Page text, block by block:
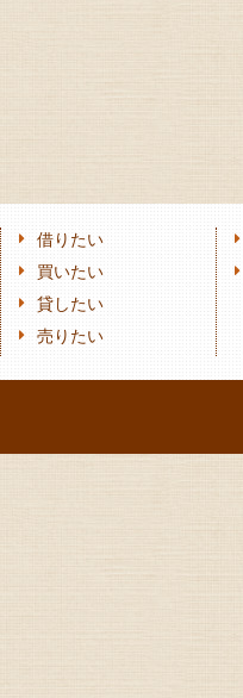
借りたい
買いたい
貸したい
売りたい